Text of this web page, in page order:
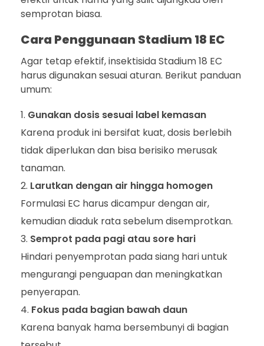
semprotan biasa.
Cara Penggunaan Stadium 18 EC
Agar tetap efektif, insektisida Stadium 18 EC
harus digunakan sesuai aturan. Berikut panduan
umum:
Gunakan dosis sesuai label kemasan
Karena produk ini bersifat kuat, dosis berlebih
tidak diperlukan dan bisa berisiko merusak
tanaman.
Larutkan dengan air hingga homogen
Formulasi EC harus dicampur dengan air,
kemudian diaduk rata sebelum disemprotkan.
Semprot pada pagi atau sore hari
Hindari penyemprotan pada siang hari untuk
mengurangi penguapan dan meningkatkan
penyerapan.
Fokus pada bagian bawah daun
Karena banyak hama bersembunyi di bagian